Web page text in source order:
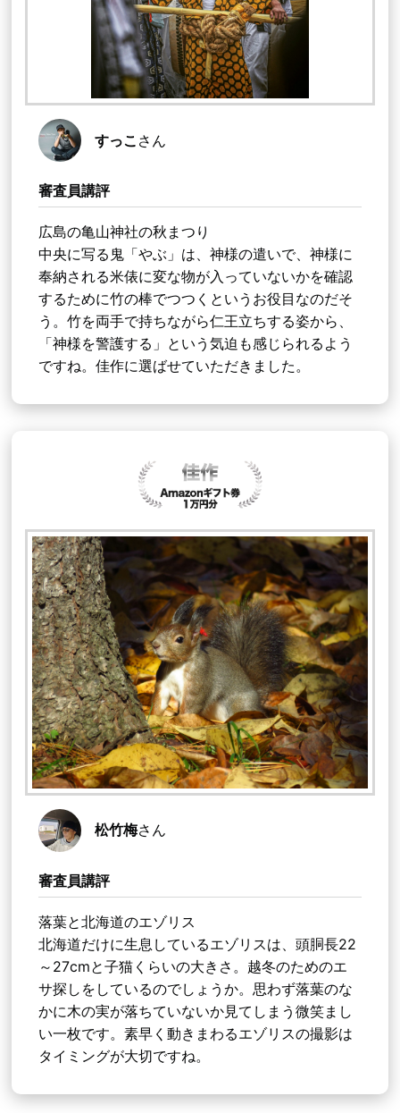
すっこ さん
審査員講評
広島の亀山神社の秋まつり
中央に写る鬼「やぶ」は、神様の遣いで、神様に
奉納される米俵に変な物が入っていないかを確認
するために竹の棒でつつくというお役目なのだそ
う。竹を両手で持ちながら仁王立ちする姿から、
「神様を警護する」という気迫も感じられるよう
ですね。佳作に選ばせていただきました。
松竹梅さん
審査員講評
落葉と北海道のエゾリス
北海道だけに生息しているエゾリスは、頭胴長22
～27cmと子猫くらいの大きさ。越冬のためのエ
サ探しをしているのでしょうか。思わず落葉のな
かに木の実が落ちていないか見てしまう微笑まし
い一枚です。素早く動きまわるエゾリスの撮影は
タイミングが大切ですね。